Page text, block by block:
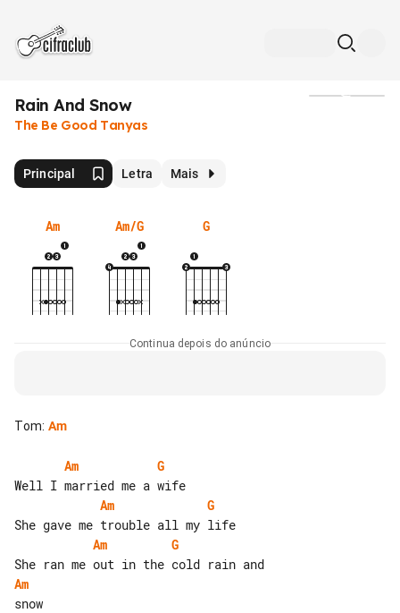
Rain And Snow
The Be Good Tanyas
Principal Letra Mais
Am Am/G G
Continua depois do anúncio
Tom: Am
Am
G
Am
G
Am
G
Am